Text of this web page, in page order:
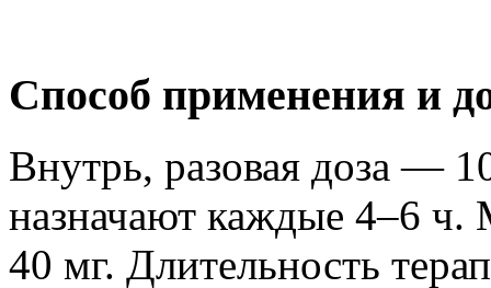
Способ применения и
Внутрь, разовая доза —
назначают каждые 4–6 ч.
40 мг. Длительность